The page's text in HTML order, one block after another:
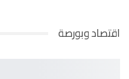
اقتصاد وبورصة